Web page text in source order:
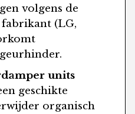
volgens de
(LG,
units
geschikte
organisch